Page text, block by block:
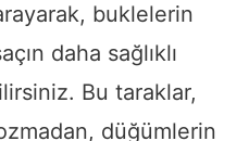
buklelerin
daha sağlıklı
Bu taraklar,
düğümlerin